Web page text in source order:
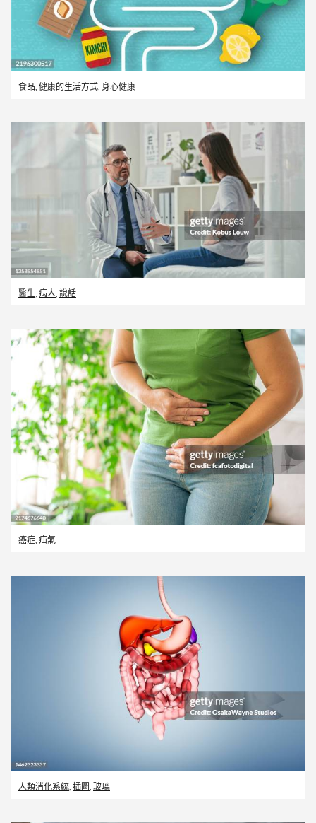
食品, 健康的生活方式, 身心健康
醫生 病人 說話
癌症 疝氣
人類消化系統, 插圖, 玻璃